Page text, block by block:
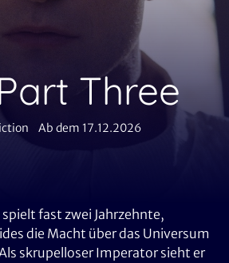
Three
Ab dem 17.12.2026
fast zwei Jahrzehnte,
die Macht über das Universum
skrupelloser Imperator sieht er